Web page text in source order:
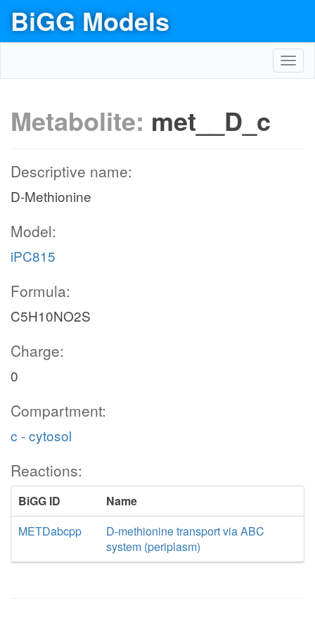
BiGG Models
Metabolite: met__D_c
Descriptive name:
D-Methionine
Model:
iPC815
Formula:
C5H10NO2S
Charge:
0
Compartment:
c - cytosol
Reactions:
BiGG ID
Name
METDabcpp
D-methionine transport via ABC
system (periplasm)